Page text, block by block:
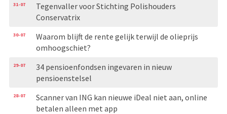
31-07
Tegenvaller voor Stichting Polishouders
Conservatrix
30-07
Waarom blijft de rente gelijk terwijl de olieprijs
omhoogschiet?
29-07
34 pensioenfondsen ingevaren in nieuw
pensioenstelsel
28-07
Scanner van ING kan nieuwe iDeal niet aan, online
betalen alleen met app